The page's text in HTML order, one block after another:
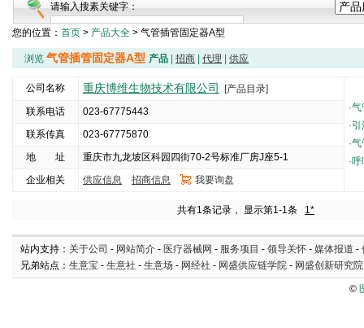
请输入搜素关键字：
热门搜索： 耳内窥镜 新生儿监护仪| 肛门管
您的位置： 首页 > 产品大全 > 气管插管固定器A型
浏览 气管插管固定器A型 产品 招商 代理 供应
公司名称 重庆博维生物技术有限公司
[产品目录]
·气
·引
·气
·呼
联系电话
023-67775443
联系传真
023-67775870
地 址
重庆市九龙坡区科园四街70-2号标准厂房J座5-1
企业相关
供应信息 招商信息 我要询盘
共有1条记录， 显示第1-1条 1*
站内支持： 关于公司 - 网站简介 - 医疗器械网 - 服务项目 - 领导关怀 - 媒体报道 -
兄弟站点： 生意宝 - 生意社 - 生意场 - 网经社 - 网盛供应链学院 - 网盛创新研究院
©